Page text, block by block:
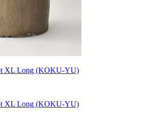
XL Long (KOKU-YU)
XL Long (KOKU-YU)